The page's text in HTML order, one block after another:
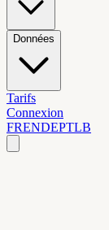
Données
Tarifs
Connexion
FRENDEPTLB